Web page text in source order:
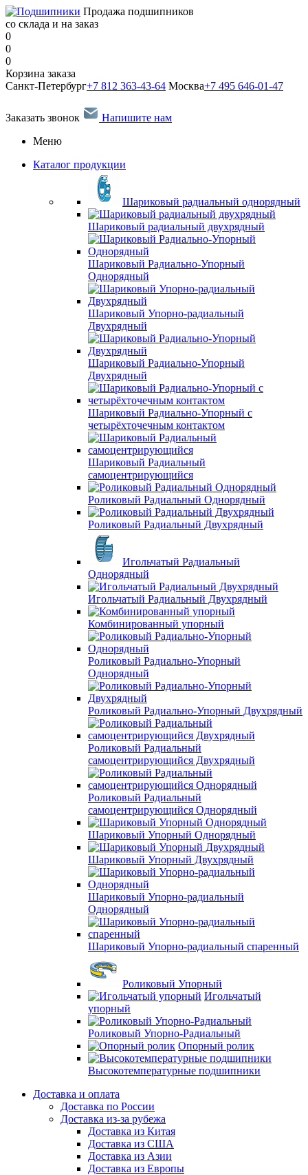
Продажа подшипников
со склада и на заказ
0
0
0
Корзина заказа
Санкт-Петербург+7 812 363-43-64 Москва+7 495 646-01-47
Заказать звонок
Напишите нам
Меню
Каталог продукции
Шариковый радиальный однорядный
Шариковый радиальный двухрядный
Шариковый Радиально-Упорный
Однорядный
Шариковый Упорно-радиальный
Двухрядный
Шариковый Радиально-Упорный
Двухрядный
Шариковый Радиально-Упорный с
четырёхточечным контактом
Шариковый Радиальный
самоцентрирующийся
Роликовый Радиальный Однорядный
Роликовый Радиальный Двухрядный
Игольчатый Радиальный
Однорядный
Игольчатый Радиальный Двухрядный
Комбинированный упорный
Роликовый Радиально-Упорный
Однорядный
Роликовый Радиально-Упорный Двухрядный
Роликовый Радиальный
самоцентрирующийся Двухрядный
Роликовый Радиальный
самоцентрирующийся Однорядный
Шариковый Упорный Однорядный
Шариковый Упорный Двухрядный
Шариковый Упорно-радиальный
Однорядный
Шариковый Упорно-радиальный спаренный
Роликовый Упорный
Игольчатый
упорный
Роликовый Упорно-Радиальный
Опорный ролик
Высокотемпературные подшипники
Доставка и оплата
Доставка по России
Доставка из-за рубежа
Доставка из Китая
Доставка из США
Доставка из Азии
Доставка из Европы